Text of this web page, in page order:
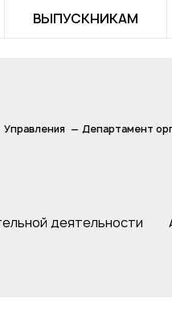
ВЫПУСКНИКАМ
Управления Департамент
деятельности